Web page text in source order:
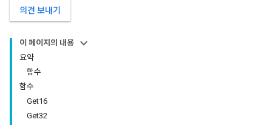
의견 보내기
이 페이지의 내용
요약
함수
함수
Get16
Get32